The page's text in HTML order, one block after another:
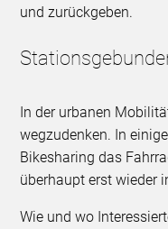
und zurückgeben.
In der urbanen
wegzudenken. In
Bikesharing das
überhaupt erst wieder
Wie und wo